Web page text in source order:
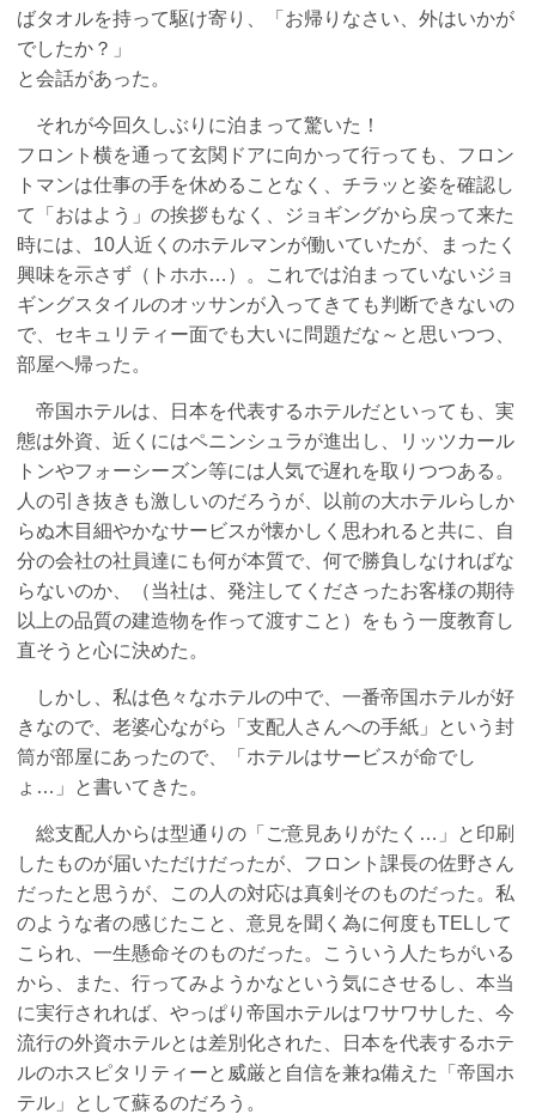
ばタオルを持って駆け寄り、「お帰りなさい、外はいかが
でしたか？」
と会話があった。
それが今回久しぶりに泊まって驚いた！
フロント横を通って玄関ドアに向かって行っても、フロン
トマンは仕事の手を休めることなく、チラッと姿を確認し
て「おはよう」の挨拶もなく、ジョギングから戻って来た
時には、10人近くのホテルマンが働いていたが、まったく
興味を示さず（トホホ…）。これでは泊まっていないジョ
ギングスタイルのオッサンが入ってきても判断できないの
で、セキュリティー面でも大いに問題だな～と思いつつ、
部屋へ帰った。
帝国ホテルは、日本を代表するホテルだといっても、実
態は外資、近くにはペニンシュラが進出し、リッツカール
トンやフォーシーズン等には人気で遅れを取りつつある。
人の引き抜きも激しいのだろうが、以前の大ホテルらしか
らぬ木目細やかなサービスが懐かしく思われると共に、自
分の会社の社員達にも何が本質で、何で勝負しなければな
らないのか、（当社は、発注してくださったお客様の期待
以上の品質の建造物を作って渡すこと）をもう一度教育し
直そうと心に決めた。
しかし、私は色々なホテルの中で、一番帝国ホテルが好
きなので、老婆心ながら「支配人さんへの手紙」という封
筒が部屋にあったので、「ホテルはサービスが命でし
ょ…」と書いてきた。
総支配人からは型通りの「ご意見ありがたく…」と印刷
したものが届いただけだったが、フロント課長の佐野さん
だったと思うが、この人の対応は真剣そのものだった。私
のような者の感じたこと、意見を聞く為に何度もTELして
こられ、一生懸命そのものだった。こういう人たちがいる
から、また、行ってみようかなという気にさせるし、本当
に実行されれば、やっぱり帝国ホテルはワサワサした、今
流行の外資ホテルとは差別化された、日本を代表するホテ
ルのホスピタリティーと威厳と自信を兼ね備えた「帝国ホ
テル」として蘇るのだろう。